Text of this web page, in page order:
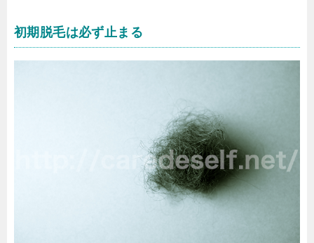
初期脱毛は必ず止まる